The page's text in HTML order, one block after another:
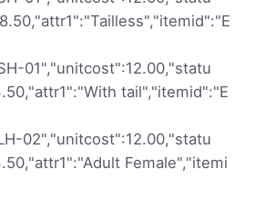
01","unitcost":12.00,"statu
tail","itemid":"E
02","unitcost":12.00,"statu
Female","itemi